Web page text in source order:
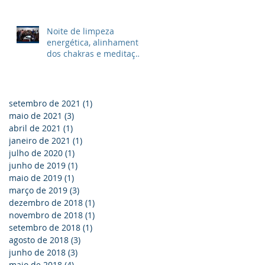
Noite de limpeza
energética, alinhamento
dos chakras e meditação
setembro de 2021 (1)
maio de 2021 (3)
abril de 2021 (1)
janeiro de 2021 (1)
julho de 2020 (1)
junho de 2019 (1)
maio de 2019 (1)
março de 2019 (3)
dezembro de 2018 (1)
novembro de 2018 (1)
setembro de 2018 (1)
agosto de 2018 (3)
junho de 2018 (3)